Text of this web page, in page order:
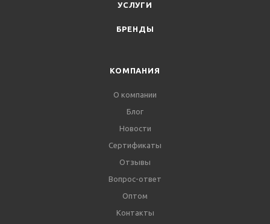
УСЛУГИ
БРЕНДЫ
КОМПАНИЯ
О компании
Блог
Новости
Сертификаты
Отзывы
Вопрос-ответ
Оптом
Контакты